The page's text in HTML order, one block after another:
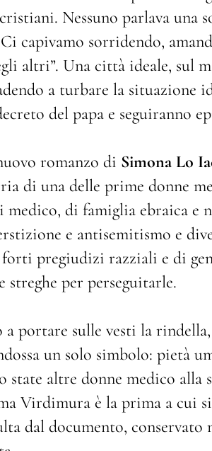
Nessuno parlava una
capivamo sorridendo,
altri”. Una città ideale, sul
a turbare la
del papa e seguiranno
romanzo di Simona Lo
di una delle prime donne
di famiglia ebraica e
e antisemitismo e
pregiudizi razziali e di
streghe per perseguitarle.
portare sulle vesti la
un solo simbolo: pietà
state altre donne medico alla
Virdimura è la prima a cui
dal documento, conservato